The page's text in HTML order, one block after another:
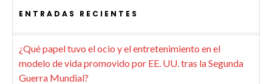
ENTRADAS RECIENTES
¿Qué papel tuvo el ocio y el entretenimiento en el
modelo de vida promovido por EE. UU. tras la Segunda
Guerra Mundial?